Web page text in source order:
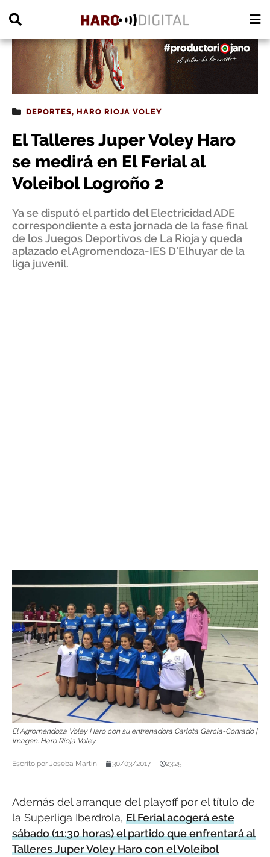
DEPORTES, HARO RIOJA VOLEY
El Talleres Juper Voley Haro
se medirá en El Ferial al
Voleibol Logroño 2
Ya se disputó el partido del Electricidad ADE
correspondiente a esta jornada de la fase final
de los Juegos Deportivos de La Rioja y queda
aplazado el Agromendoza-IES D'Elhuyar de la
liga juvenil.
El Agromendoza Voley Haro con su entrenadora Carlota García-Conrado |
Imagen: Haro Rioja Voley
Escrito por Joseba Martín 30/03/2017 23:25
Además del arranque del playoff por el título de
la Superliga Iberdrola, El Ferial acogerá este
sábado (11:30 horas) el partido que enfrentará al
Talleres Juper Voley Haro con el Voleibol